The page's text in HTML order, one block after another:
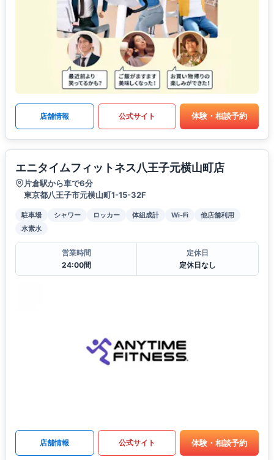
店舗情報 公式サイト 体験・相談予約
エニタイムフィットネス八王子元横山町店
片倉駅から車で6分
東京都八王子市元横山町1-15-32F
駐車場 シャワー ロッカー 体組成計 Wi-Fi
他店舗利用
水素水
営業時間
24:00間
定休日
定休日なし
店舗情報 公式サイト 体験・相談予約